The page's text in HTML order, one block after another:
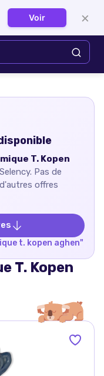
Se connecter
T. Kopen
Selency. Pas de
offres
t. kopen aghen"
T. Kopen
Voir ×